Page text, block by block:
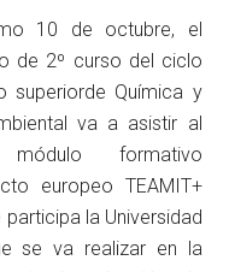
10 de octubre, el
de 2º curso del ciclo
superiorde Química y
va a asistir al
módulo formativo
europeo TEAMIT+
participa la Universidad
se va realizar en la